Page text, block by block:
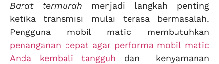
Barat termurah menjadi langkah penting
ketika transmisi mulai terasa bermasalah.
Pengguna mobil matic membutuhkan
penanganan cepat agar performa mobil matic
Anda kembali tangguh dan kenyamanan